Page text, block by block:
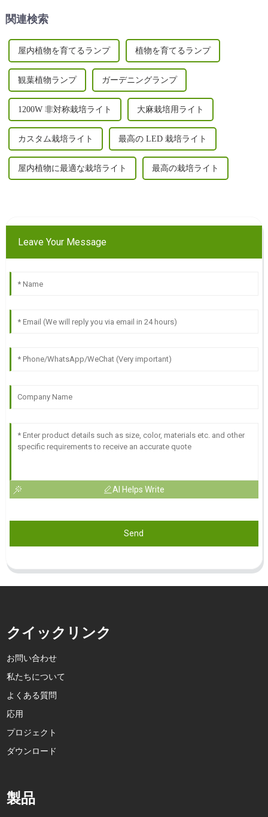
デザイン、UV/IR...
関連検索
屋内植物を育てるランプ 植物を育てるランプ
観葉植物ランプ ガーデニングランプ
1200W 非対称栽培ライト 大麻栽培用ライト
カスタム栽培ライト 最高の LED 栽培ライト
屋内植物に最適な栽培ライト 最高の栽培ライト
Leave Your Message
AI Helps Write
Send
クイックリンク
お問い合わせ
私たちについて
よくある質問
応用
プロジェクト
ダウンロード
製品